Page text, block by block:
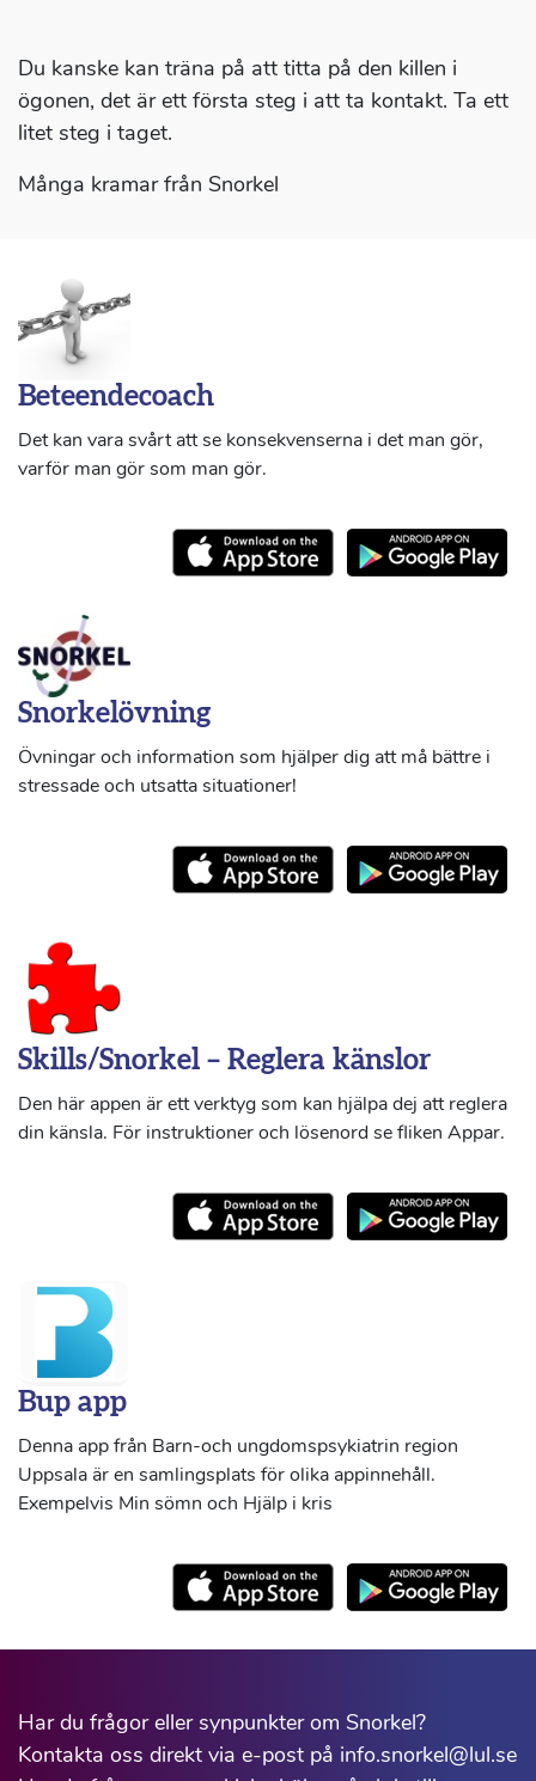
Du kanske kan träna på att titta på den killen i
ögonen, det är ett första steg i att ta kontakt. Ta ett
litet steg i taget.
Många kramar från Snorkel
Beteendecoach
Det kan vara svårt att se konsekvenserna i det man gör,
varför man gör som man gör.
Snorkelövning
Övningar och information som hjälper dig att må bättre i
stressade och utsatta situationer!
Skills/Snorkel – Reglera känslor
Den här appen är ett verktyg som kan hjälpa dej att reglera
din känsla. För instruktioner och lösenord se fliken Appar.
Bup app
Denna app från Barn-och ungdomspsykiatrin region
Uppsala är en samlingsplats för olika appinnehåll.
Exempelvis Min sömn och Hjälp i kris
Har du frågor eller synpunkter om Snorkel?
Kontakta oss direkt via e-post på info.snorkel@lul.se